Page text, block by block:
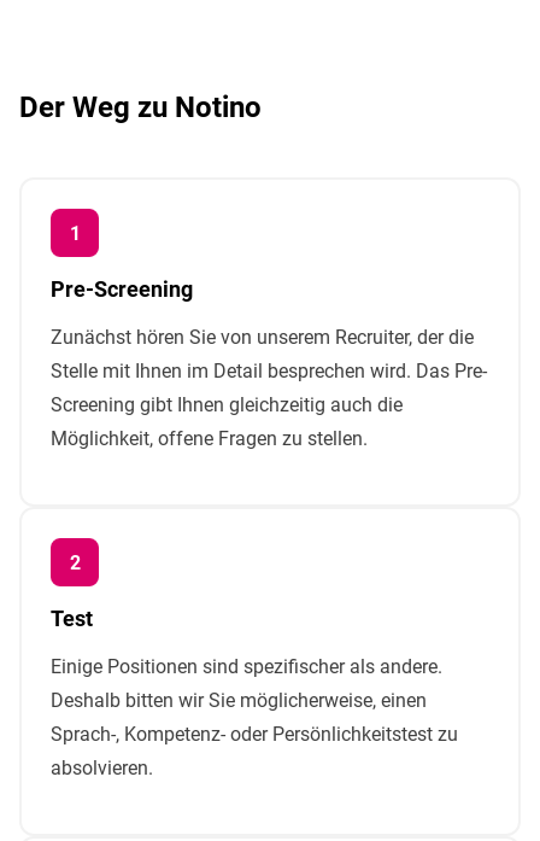
Der Weg zu Notino
Pre-Screening
Zunächst hören Sie von unserem Recruiter, der die
Stelle mit Ihnen im Detail besprechen wird. Das Pre-
Screening gibt Ihnen gleichzeitig auch die
Möglichkeit, offene Fragen zu stellen.
Test
Einige Positionen sind spezifischer als andere.
Deshalb bitten wir Sie möglicherweise, einen
Sprach-, Kompetenz- oder Persönlichkeitstest zu
absolvieren.